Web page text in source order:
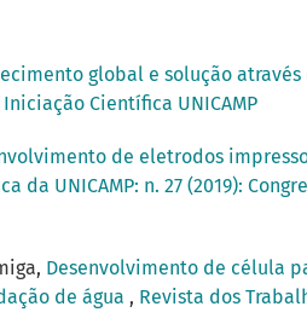
global e solução através
Científica UNICAMP
de eletrodos
da UNICAMP: n. 27 (2019):
Desenvolvimento de célula
de água , Revista dos